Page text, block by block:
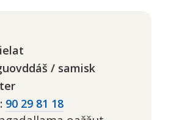
/ samisk
90 29 81 18